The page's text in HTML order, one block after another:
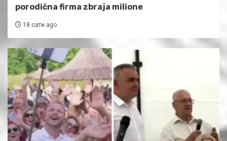
porodična firma zbraja milione
18 сати ago